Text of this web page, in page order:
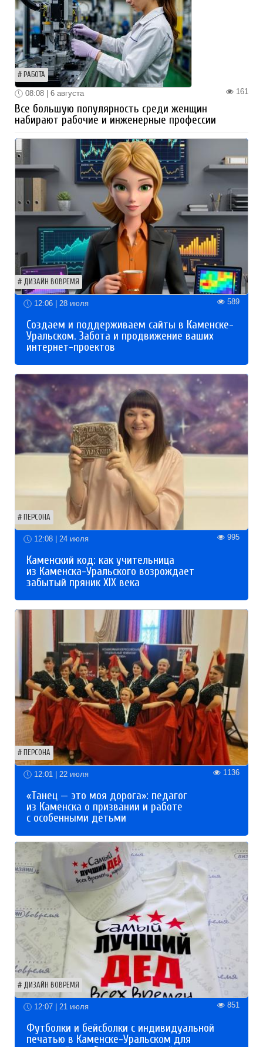
РАБОТА
161
08:08 | 6 августа
Все большую популярность среди женщин
набирают рабочие и инженерные профессии
ДИЗАЙН ВОВРЕМЯ
12:06 | 28 июля 589
Создаем и поддерживаем сайты в Каменске-
Уральском. Забота и продвижение ваших
интернет-проектов
ПЕРСОНА
12:08 | 24 июля 995
Каменский код: как учительница
из Каменска-Уральского возрождает
забытый пряник XIX века
ПЕРСОНА
12:01 | 22 июля 1136
«Танец — это моя дорога»: педагог
из Каменска о призвании и работе
с особенными детьми
ДИЗАЙН ВОВРЕМЯ
12:07 | 21 июля 851
Футболки и бейсболки с индивидуальной
печатью в Каменске-Уральском для